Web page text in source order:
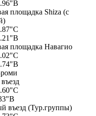
площадка Shiza (с
площадка Навагио
въезд (Тур.группы)